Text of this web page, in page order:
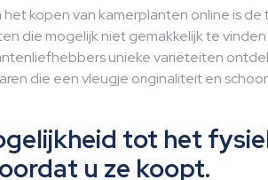
kopen van kamerplanten online is
die mogelijk niet gemakkelijk te vinden
unieke variëteiten
die een vleugje originaliteit en
tot het
u ze koopt.